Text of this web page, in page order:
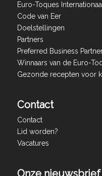
Euro-Toques Internationaal
Code van Eer
Doelstellingen
Partners
Preferred Business
Winnaars van de Euro-
Gezonde recepten voor
Contact
Contact
Lid worden?
Vacatures
Onze nieuwsbrief